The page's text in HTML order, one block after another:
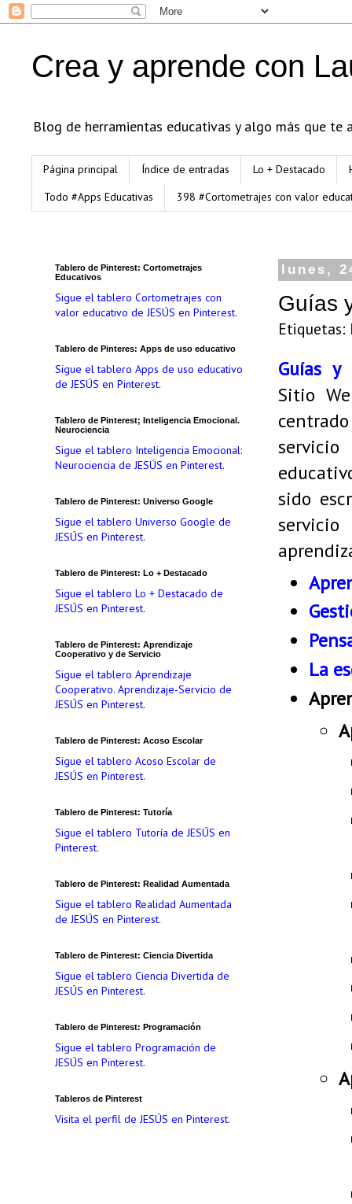
Crea y aprende con
Blog de herramientas educativas y algo más que te
Página principal Índice de entradas Lo + Destacado
Todo #Apps Educativas
398 #Cortometrajes con valor
lunes,
Guías
Etiquetas:
Guías y
Sitio
servicio
sido
La
Tablero de Pinterest: Cortometrajes
Educativos
Sigue el tablero Cortometrajes con
valor educativo de JESÚS en Pinterest.
Tablero de Pinteres: Apps de uso educativo
Sigue el tablero Apps de uso educativo
de JESÚS en Pinterest.
Tablero de Pinterest; Inteligencia Emocional.
Neurociencia
Sigue el tablero Inteligencia Emocional:
Neurociencia de JESÚS en Pinterest.
Tablero de Pinterest: Universo Google
Sigue el tablero Universo Google de
JESÚS en Pinterest.
Tablero de Pinterest: Lo + Destacado
Sigue el tablero Lo + Destacado de
JESÚS en Pinterest.
Tablero de Pinterest: Aprendizaje
Cooperativo y de Servicio
Sigue el tablero Aprendizaje
Cooperativo. Aprendizaje-Servicio de
JESÚS en Pinterest.
Tablero de Pinterest: Acoso Escolar
Sigue el tablero Acoso Escolar de
JESÚS en Pinterest.
Tablero de Pinterest: Tutoría
Sigue el tablero Tutoría de JESÚS en
Pinterest.
Tablero de Pinterest: Realidad Aumentada
Sigue el tablero Realidad Aumentada
de JESÚS en Pinterest.
Tablero de Pinterest: Ciencia Divertida
Sigue el tablero Ciencia Divertida de
JESÚS en Pinterest.
Tablero de Pinterest: Programación
Sigue el tablero Programación de
JESÚS en Pinterest.
Tableros de Pinterest
Visita el perfil de JESÚS en Pinterest.